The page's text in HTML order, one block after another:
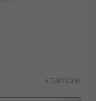
￥7,987.00/箱